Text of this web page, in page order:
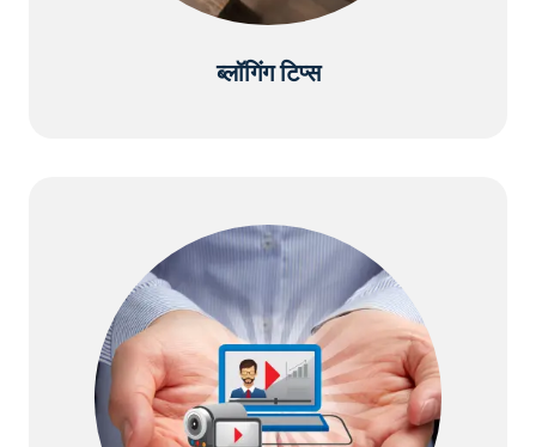
ब्लॉगिंग टिप्स